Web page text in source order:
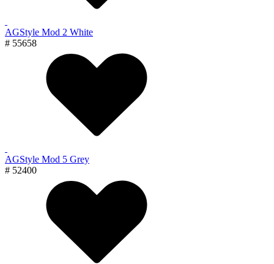
AGStyle Mod 2 White
# 55658
AGStyle Mod 5 Grey
# 52400